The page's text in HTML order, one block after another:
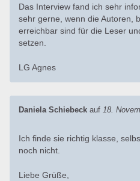
Das Interview fand ich sehr
sehr gerne, wenn die Autoren,
erreichbar sind für die Leser
setzen.
LG Agnes
Daniela Schiebeck auf 18.
Ich finde sie richtig klasse,
noch nicht.
Liebe Grüße,